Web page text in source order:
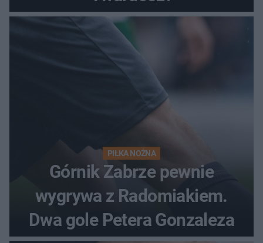
PIŁKA NOŻNA
Górnik Zabrze pewnie
wygrywa z Radomiakiem.
Dwa gole Petera Gonzaleza